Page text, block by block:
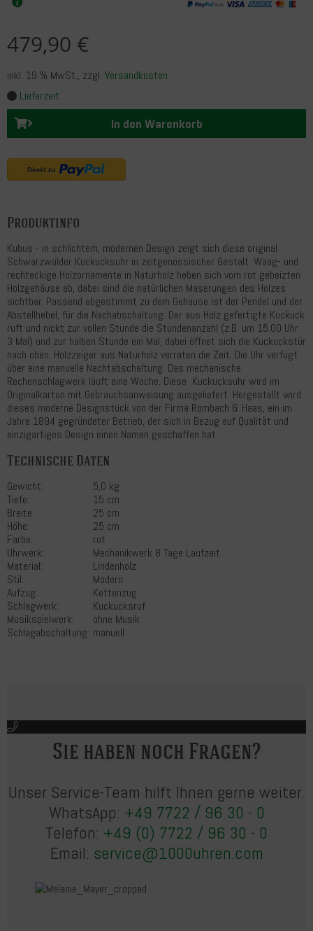
479,90 €
inkl. 19 % MwSt., zzgl. Versandkosten
Lieferzeit
In den Warenkorb
Produktinfo
Kubus - in schlichtem, modernen Design zeigt sich diese original
Schwarzwälder Kuckucksuhr in zeitgenössischer Gestalt. Waag- und
rechteckige Holzornamente in Naturholz heben sich vom rot gebeizten
Holzgehäuse ab, dabei sind die natürlichen Maserungen des Holzes
sichtbar. Passend abgestimmt zu dem Gehäuse ist der Pendel und der
Abstellhebel, für die Nachabschaltung. Der aus Holz gefertigte Kuckuck
ruft und nickt zur vollen Stunde die Stundenanzahl (z.B. um 15.00 Uhr
3 Mal) und zur halben Stunde ein Mal, dabei öffnet sich die Kuckuckstür
nach oben. Holzzeiger aus Naturholz verraten die Zeit. Die Uhr verfügt
über eine manuelle Nachtabschaltung. Das mechanische
Rechenschlagwerk läuft eine Woche. Diese Kuckucksuhr wird im
Originalkarton mit Gebrauchsanweisung ausgeliefert. Hergestellt wird
dieses moderne Designstück von der Firma Rombach & Haas, ein im
Jahre 1894 gegründeter Betrieb, der sich in Bezug auf Qualität und
einzigartiges Design einen Namen geschaffen hat.
Technische Daten
Gewicht:
5,0 kg
Tiefe:
15 cm
Breite:
25 cm
Höhe:
25 cm
Farbe:
rot
Uhrwerk:
Mechanikwerk 8 Tage Laufzeit
Material:
Lindenholz
Stil:
Modern
Aufzug:
Kettenzug
Schlagwerk:
Kuckucksruf
Musikspielwerk:
ohne Musik
Schlagabschaltung: manuell
Sie haben noch Fragen?
Unser Service-Team hilft Ihnen gerne weiter.
WhatsApp: +49 7722 / 96 30 - 0
Telefon: +49 (0) 7722 / 96 30 - 0
Email: service@1000uhren.com